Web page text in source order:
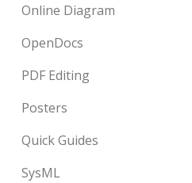
Online Diagram
OpenDocs
PDF Editing
Posters
Quick Guides
SysML